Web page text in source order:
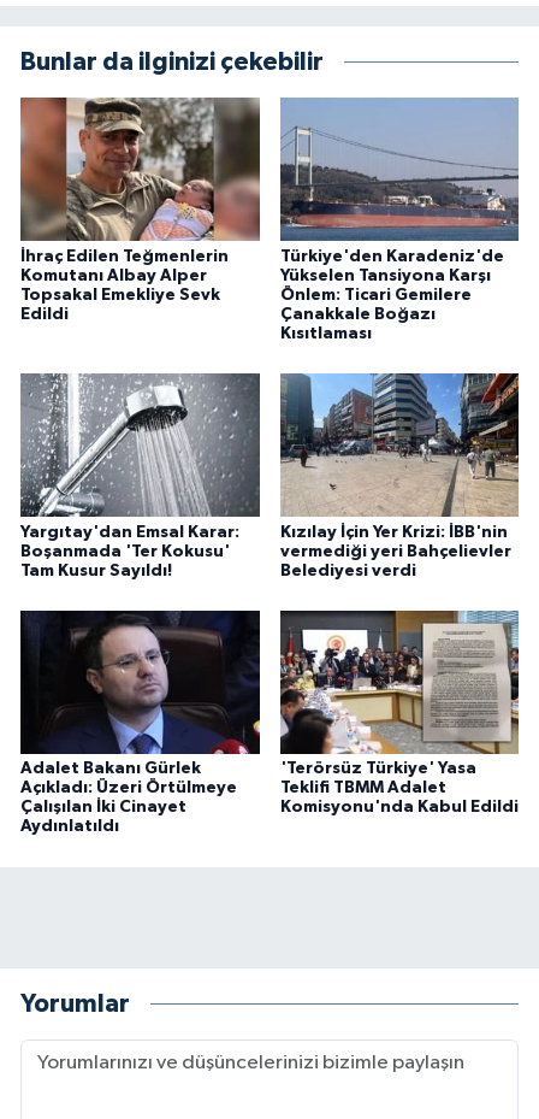
Bunlar da ilginizi çekebilir
İhraç Edilen Teğmenlerin
Komutanı Albay Alper
Topsakal Emekliye Sevk
Edildi
Türkiye'den Karadeniz'de
Yükselen Tansiyona Karşı
Önlem: Ticari Gemilere
Çanakkale Boğazı
Kısıtlaması
Yargıtay'dan Emsal Karar:
Boşanmada 'Ter Kokusu'
Tam Kusur Sayıldı!
Kızılay İçin Yer Krizi: İBB'nin
vermediği yeri Bahçelievler
Belediyesi verdi
Adalet Bakanı Gürlek
Açıkladı: Üzeri Örtülmeye
Çalışılan İki Cinayet
Aydınlatıldı
'Terörsüz Türkiye' Yasa
Teklifi TBMM Adalet
Komisyonu'nda Kabul Edildi
Yorumlar